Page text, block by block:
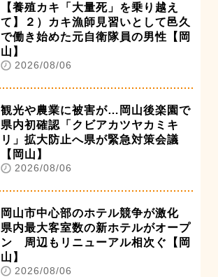
【養殖カキ「大量死」を乗り越え
て】２）カキ漁師見習いとして邑久
で働き始めた元自衛隊員の男性【岡
山】
2026/08/06
観光や農業に被害が…岡山後楽園で
県内初確認「クビアカツヤカミキ
リ」拡大防止へ県が緊急対策会議
【岡山】
2026/08/06
岡山市中心部のホテル競争が激化
県内最大客室数の新ホテルがオープ
ン 周辺もリニューアル相次ぐ【岡
山】
2026/08/06